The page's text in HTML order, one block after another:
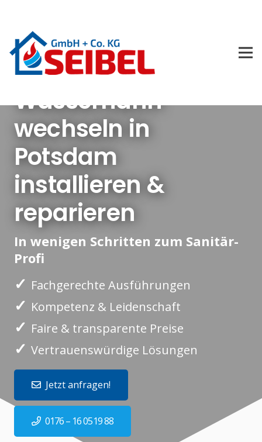
Wasserhahn
wechseln in
Potsdam
installieren &
reparieren
In wenigen Schritten zum Sanitär-
Profi
✓ Fachgerechte Ausführungen
✓ Kompetenz & Leidenschaft
✓ Faire & transparente Preise
✓ Vertrauenswürdige Lösungen
Jetzt anfragen!
0176 – 16 0519 88